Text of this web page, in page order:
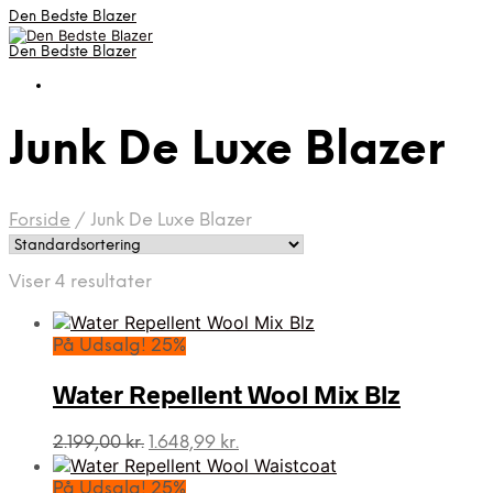
Den Bedste Blazer
Den Bedste Blazer
Junk De Luxe Blazer
Forside / Junk De Luxe Blazer
Viser 4 resultater
På Udsalg! 25%
Water Repellent Wool Mix Blz
2.199,00kr. Den
oprindelige
pris
1.648,99 kr.
aktuelle